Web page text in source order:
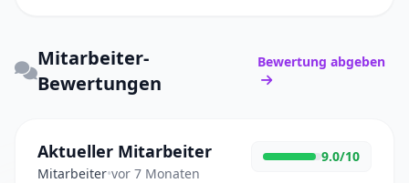
Mitarbeiter-
Bewertungen
Bewertung abgeben
Aktueller Mitarbeiter
Mitarbeiter•vor 7 Monaten
9.0/10